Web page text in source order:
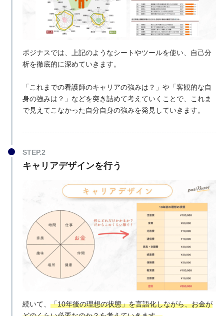
ポジナスでは、上記のようなシートやツールを使い、自己分
析を徹底的に深めていきます。
「これまでの看護師のキャリアの強みは？」や「客観的な自
身の強みは？」などを突き詰めて考えていくことで、これま
で見えてこなかった自分自身の強みを発見していきます。
キャリアデザインを行う
続いて、 「10年後の理想の状態」を言語化しながら、お金が